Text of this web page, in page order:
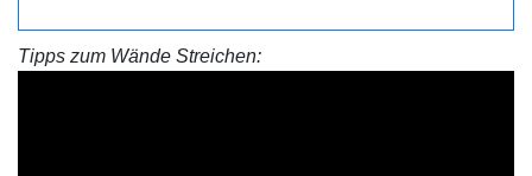
Tipps zum Wände Streichen: